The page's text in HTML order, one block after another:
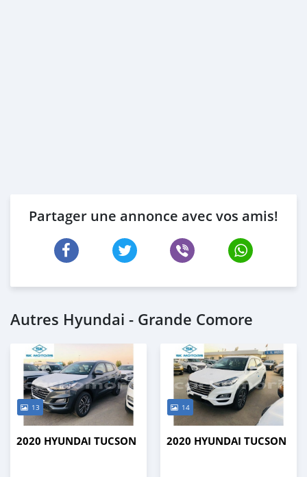
Partager une annonce avec vos amis!
Autres Hyundai - Grande Comore
13
2020 HYUNDAI TUCSON
14
2020 HYUNDAI TUCSON